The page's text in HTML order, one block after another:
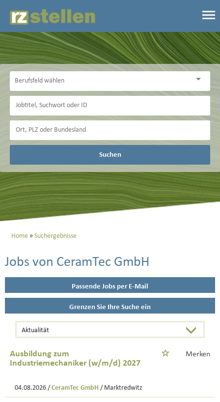
Suchen
Home Suchergebnisse
Jobs von CeramTec GmbH
Passende Jobs per E-Mail
Grenzen Sie Ihre Suche ein
Ausbildung zum
Industriemechaniker (w/m/d) 2027
Merken
04.08.2026 / CeramTec GmbH / Marktredwitz